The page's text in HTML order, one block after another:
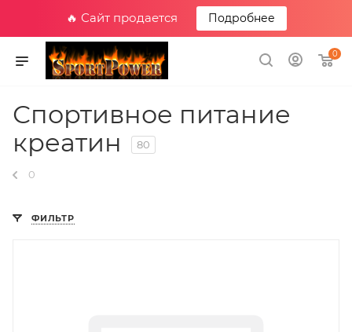
🔥 Сайт продается Подробнее
0
Спортивное питание
креатин
80
0
ФИЛЬТР